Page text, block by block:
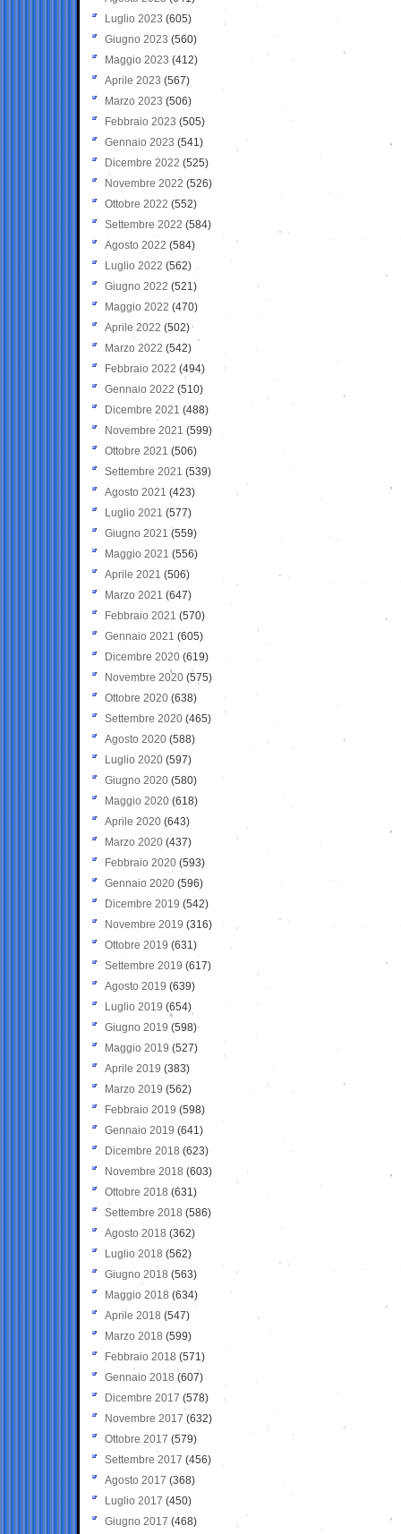
Luglio 2023 (605)
Giugno 2023 (560)
Maggio 2023 (412)
Aprile 2023 (567)
Marzo 2023 (506)
Febbraio 2023 (505)
Gennaio 2023 (541)
Dicembre 2022 (525)
Novembre 2022 (526)
Ottobre 2022 (552)
Settembre 2022 (584)
Agosto 2022 (584)
Luglio 2022 (562)
Giugno 2022 (521)
Maggio 2022 (470)
Aprile 2022 (502)
Marzo 2022 (542)
Febbraio 2022 (494)
Gennaio 2022 (510)
Dicembre 2021 (488)
Novembre 2021 (599)
Ottobre 2021 (506)
Settembre 2021 (539)
Agosto 2021 (423)
Luglio 2021 (577)
Giugno 2021(559)
Maggio 2021 (556)
Aprile 2021 (506)
Marzo 2021 (647)
Febbraio 2021 (570)
Gennaio 2021 (605)
Dicembre 2020 (619)
Novembre 2020 (575)
Ottobre 2020 (638)
Settembre 2020(465)
Agosto 2020 (588)
Luglio 2020 (597)
Giugno 2020 (580)
Maggio 2020 (618)
Aprile 2020 (643)
Marzo 2020 (437)
Febbraio 2020 (593)
Gennaio 2020 (596)
Dicembre 2019 (542)
Novembre 2019 (316)
Ottobre 2019 (631)
Settembre 2019 (617)
Agosto 2019 (639)
Luglio 2019 (654)
Giugno 2019 (598)
Maggio 2019 (527)
Aprile 2019 (383)
Marzo 2019 (562)
Febbraio 2019 (598)
Gennaio 2019 (641)
Dicembre 2018 (623)
Novembre 2018 (603)
Ottobre 2018 (631)
Settembre 2018 (586)
Agosto 2018 (362)
Luglio 2018 (562)
Giugno 2018 (563)
Maggio 2018 (634)
Aprile 2018 (547)
Marzo 2018 (599)
Febbraio 2018 (571)
Gennaio 2018 (607)
Dicembre 2017 (578)
Novembre 2017 (632)
Ottobre 2017 (579)
Settembre 2017 (456)
Agosto 2017 (368)
Luglio 2017 (450)
Giugno 2017 (468)